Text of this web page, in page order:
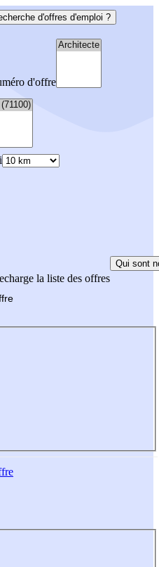
d'offres d'emploi ?
d'offre
la liste des offres
Qui sont